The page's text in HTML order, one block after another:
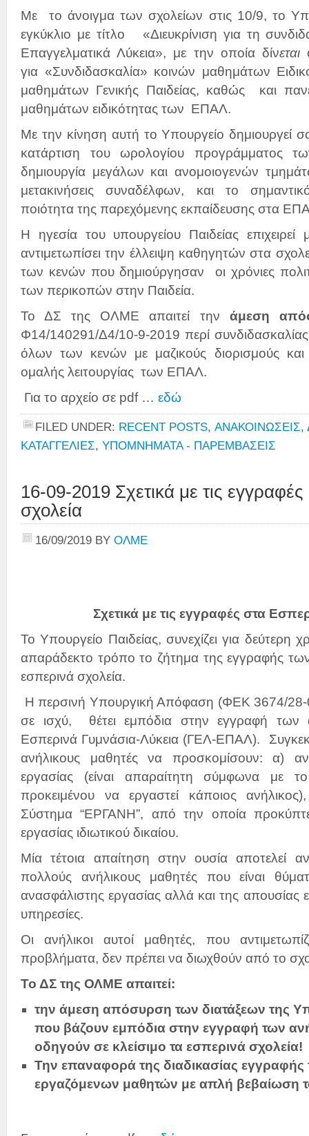
Με το άνοιγμα των σχολείων στις 10/9, το
εγκύκλιο με τίτλο «Διευκρίνιση για τη
Επαγγελματικά Λύκεια», με την οποία δίνεται
για «Συνδιδασκαλία» κοινών μαθημάτων
μαθημάτων Γενικής Παιδείας, καθώς και
μαθημάτων ειδικότητας των ΕΠΑΛ.
Με την κίνηση αυτή το Υπουργείο δημιουργεί
κατάρτιση του ωρολογίου προγράμματος
δημιουργία μεγάλων και ανομοιογενών
μετακινήσεις συναδέλφων, και το
ποιότητα της παρεχόμενης εκπαίδευσης στα
Η ηγεσία του υπουργείου Παιδείας
αντιμετωπίσει την έλλειψη καθηγητών στα
των κενών που δημιούργησαν οι χρόνιες
των περικοπών στην Παιδεία.
Το ΔΣ της ΟΛΜΕ απαιτεί την άμεση
Φ14/140291/Δ4/10-9-2019 περί
όλων των κενών με μαζικούς διορισμούς
ομαλής λειτουργίας των ΕΠΑΛ.
Για το αρχείο σε pdf … εδώ
FILED UNDER: RECENT POSTS, ΑΝΑΚΟΙΝΩΣΕΙΣ,
ΚΑΤΑΓΓΕΛΙΕΣ, ΥΠΟΜΝΗΜΑΤΑ - ΠΑΡΕΜΒΑΣΕΙΣ
16-09-2019 Σχετικά με τις
σχολεία
16/09/2019 BY ΟΛΜΕ
Σχετικά με τις εγγραφές στα
Το Υπουργείο Παιδείας, συνεχίζει για δεύτερη
απαράδεκτο τρόπο το ζήτημα της εγγραφής
εσπερινά σχολεία.
Η περσινή Υπουργική Απόφαση (ΦΕΚ 3674/28-
σε ισχύ, θέτει εμπόδια στην εγγραφή των
Εσπερινά Γυμνάσια-Λύκεια (ΓΕΛ-ΕΠΑΛ).
ανήλικους μαθητές να προσκομίσουν: α)
εργασίας (είναι απαραίτητη σύμφωνα με
προκειμένου να εργαστεί κάποιος
Σύστημα “ΕΡΓΑΝΗ”, από την οποία
εργασίας ιδιωτικού δικαίου.
Μία τέτοια απαίτηση στην ουσία αποτελεί
πολλούς ανήλικους μαθητές που είναι
ανασφάλιστης εργασίας αλλά και της απουσίας
υπηρεσίες.
Οι ανήλικοι αυτοί μαθητές, που
προβλήματα, δεν πρέπει να διωχθούν από το
Το ΔΣ της ΟΛΜΕ απαιτεί:
την άμεση απόσυρση των διατάξεων της
που βάζουν εμπόδια στην εγγραφή των
οδηγούν σε κλείσιμο τα εσπερινά σχολεία!
Την επαναφορά της διαδικασίας
εργαζόμενων μαθητών με απλή βεβαίωση